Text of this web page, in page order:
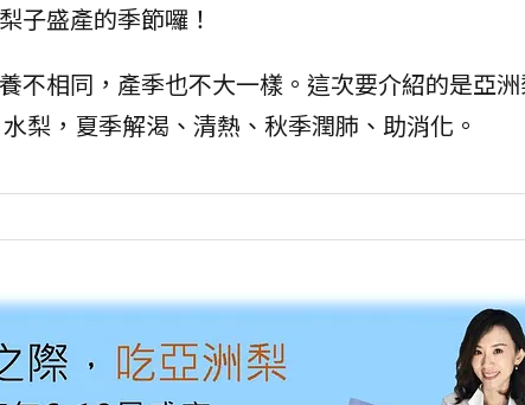
子盛產的季節囉！
不相同，產季也不大一樣。這次要介紹的是亞
水梨，夏季解渴、清熱、秋季潤肺、助消化。